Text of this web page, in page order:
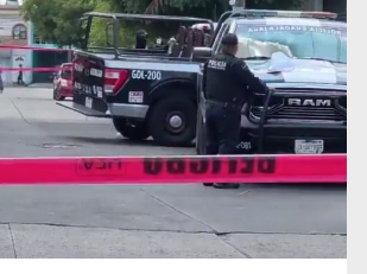
tras ataque de pitbull en